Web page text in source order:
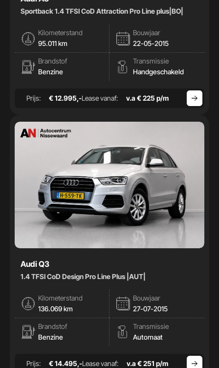
Sportback 1.4 TFSI CoD Attraction Pro Line plus|BO|
Kilometerstand
95.011 km
Bouwjaar
22-05-2015
Brandstof
Benzine
Transmissie
Handgeschakeld
Prijs: € 12.995,-Lease vanaf: v.a € 225 p/m
Audi Q3
1.4 TFSI CoD Design Pro Line Plus |AUT|
Kilometerstand
136.069 km
Bouwjaar
27-07-2015
Brandstof
Benzine
Transmissie
Automaat
Prijs: € 14.495,-Lease vanaf: v.a € 251 p/m